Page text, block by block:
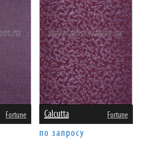
Fortune Calcutta Fortune
по запросу